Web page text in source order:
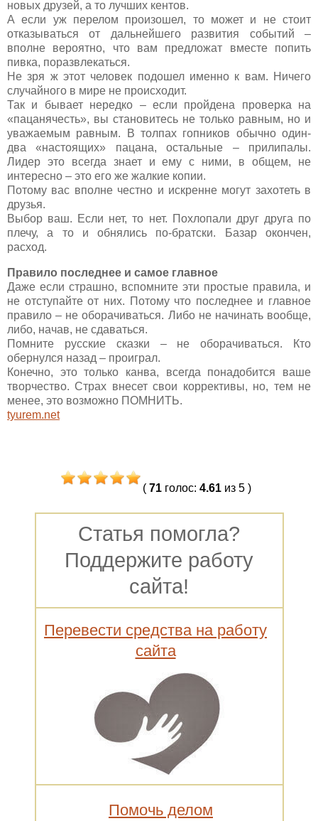
новых друзей, а то лучших кентов.
А если уж перелом произошел, то может и не стоит
отказываться от дальнейшего развития событий –
вполне вероятно, что вам предложат вместе попить
пивка, поразвлекаться.
Не зря ж этот человек подошел именно к вам. Ничего
случайного в мире не происходит.
Так и бывает нередко – если пройдена проверка на
«пацанячесть», вы становитесь не только равным, но и
уважаемым равным. В толпах гопников обычно один-
два «настоящих» пацана, остальные – прилипалы.
Лидер это всегда знает и ему с ними, в общем, не
интересно – это его же жалкие копии.
Потому вас вполне честно и искренне могут захотеть в
друзья.
Выбор ваш. Если нет, то нет. Похлопали друг друга по
плечу, а то и обнялись по-братски. Базар окончен,
расход.
Правило последнее и самое главное
Даже если страшно, вспомните эти простые правила, и
не отступайте от них. Потому что последнее и главное
правило – не оборачиваться. Либо не начинать вообще,
либо, начав, не сдаваться.
Помните русские сказки – не оборачиваться. Кто
обернулся назад – проиграл.
Конечно, это только канва, всегда понадобится ваше
творчество. Страх внесет свои коррективы, но, тем не
менее, это возможно ПОМНИТЬ.
tyurem.net
( 71 голос: 4.61из 5)
Статья помогла?
Поддержите работу
сайта!
Перевести средства на работу
сайта
Помочь делом